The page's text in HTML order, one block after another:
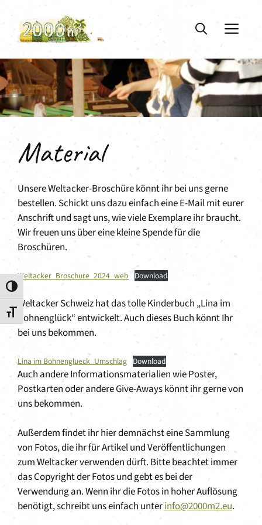
Umschalten auf hohe Kontraste
Schrift vergrößern
Inhalt
springen
Material
Unsere Weltacker-Broschüre könnt ihr bei uns gerne
bestellen. Schickt uns dazu einfach eine E-Mail mit eurer
Anschrift und sagt uns, wie viele Exemplare ihr braucht.
Wir freuen uns über eine kleine Spende für die
Broschüren.
Weltacker_Broschure_2024_web Download
Weltacker Schweiz hat das tolle Kinderbuch „Lina im
Bohnenglück“ entwickelt. Auch dieses Buch könnt Ihr
bei uns bekommen.
Lina im Bohnenglueck_Umschlag Download
Auch andere Informationsmaterialien wie Poster,
Postkarten oder andere Give-Aways könnt ihr gerne von
uns bekommen.
Außerdem findet ihr hier demnächst eine Sammlung
von Fotos, die ihr für Artikel und Veröffentlichungen
zum Weltacker verwenden dürft. Bitte beachtet immer
das Copyright der Fotos und gebt es bei der
Verwendung an. Wenn ihr die Fotos in hoher Auflösung
benötigt, schreibt uns einfach unterinfo@2000m2.eu.